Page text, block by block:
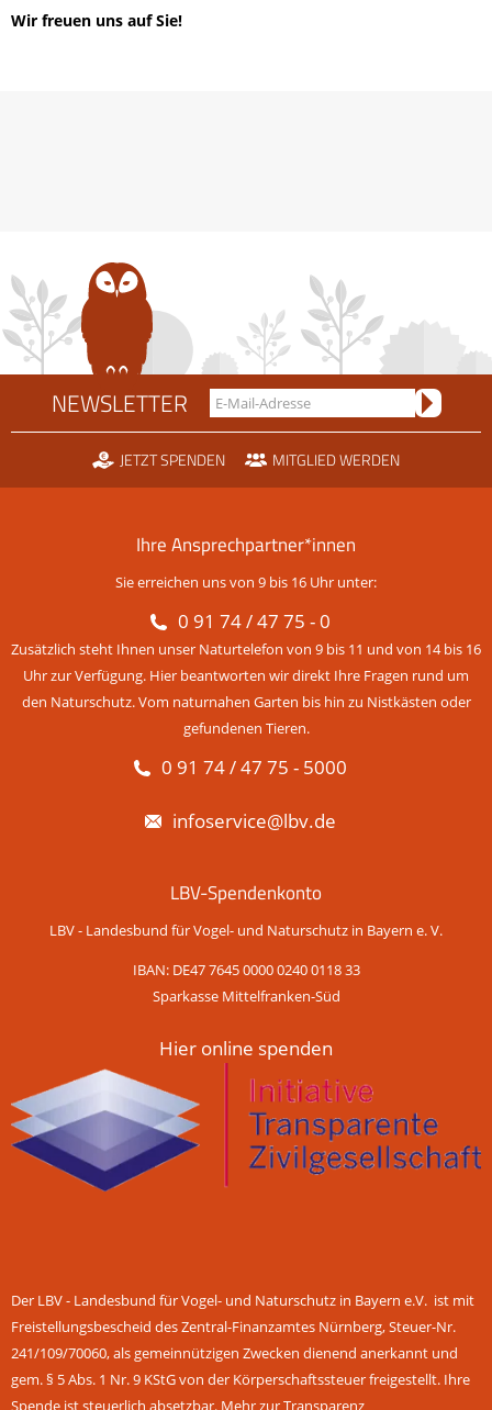
Wir freuen uns auf Sie!
NEWSLETTER
JETZT SPENDEN MITGLIED WERDEN
Ihre Ansprechpartner*innen
Sie erreichen uns von 9 bis 16 Uhr unter:
0 91 74 / 47 75 - 0
Zusätzlich steht Ihnen unser Naturtelefon von 9 bis 11 und von 14 bis 16
Uhr zur Verfügung. Hier beantworten wir direkt Ihre Fragen rund um
den Naturschutz. Vom naturnahen Garten bis hin zu Nistkästen oder
gefundenen Tieren.
0 91 74 / 47 75 - 5000
infoservice@lbv.de
LBV-Spendenkonto
LBV - Landesbund für Vogel- und Naturschutz in Bayern e. V.
IBAN: DE47 7645 0000 0240 0118 33
Sparkasse Mittelfranken-Süd
Hier online spenden
Der LBV - Landesbund für Vogel- und Naturschutz in Bayern e.V. ist mit
Freistellungsbescheid des Zentral-Finanzamtes Nürnberg, Steuer-Nr.
241/109/70060, als gemeinnützigen Zwecken dienend anerkannt und
gem. § 5 Abs. 1 Nr. 9 KStG von der Körperschaftssteuer freigestellt. Ihre
Spende ist steuerlich absetzbar. Mehr zur Transparenz